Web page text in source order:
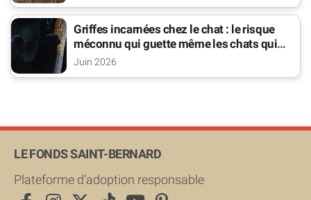
Griffes incarnées chez le chat : le risque
méconnu qui guette même les chats qui
sortent
Juin 2026
LE FONDS SAINT-BERNARD
Plateforme d’adoption responsable